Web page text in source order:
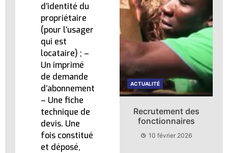
d’identité du
propriétaire
(pour l’usager
qui est
locataire) ; –
Un imprimé
de demande
d’abonnement
– Une fiche
technique de
devis. Une
fois constitué
et déposé,
ACTUALITÉ
Clip de présentation
du site
« l’admnistration à
votre service »
ACTUALITÉ
Recrutement des
fonctionnaires
10 février 2026